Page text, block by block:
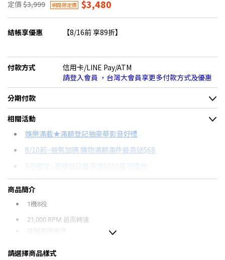
定價 $3,999 網路限定價 $3,480
結帳享優惠 【8/16前 享89折】
付款方式
信用卡/LINE Pay/ATM
請登入會員 ，台灣大會員享更多付款方式及優惠
分期付款
＊實際可分期數、適用利率，請以購物車顯示為主
信用卡分期
分期數 每期金額 配合銀行/業者
相關活動
娛樂滿載★滿額登記抽豪華影音好禮
8/10前~爸氣加碼 購物滿額滿件最高送$68
8月限定~首購登記最高領$888電子禮券
台灣大哥大Open Possible聯名卡滿額最高回饋25%
商品簡介
1機8役
21,000 RPM 超高轉速
隨附專用食譜
請選擇商品樣式